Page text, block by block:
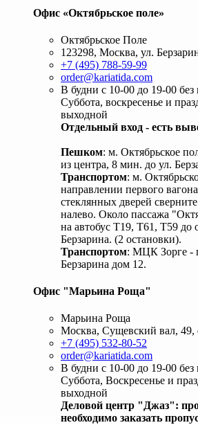
Офис «Октябрьское поле»
Октябрьское Поле
123298, Москва, ул.
+7 (495) 788-59-99
order@kariatida.com
В будни с 10-00 до 19-00 без
Суббота, воскресенье и
выходной
Отдельный вход - есть
Пешком: м. Октябрьское
из центра, 8 мин. до ул.
Транспортом: м.
направлении первого
стеклянных дверей
налево. Около пассажа
на автобус Т19, Т61, Т59 до
Берзарина. (2 остановки).
Транспортом: МЦК Зорге -
Берзарина дом 12.
Офис "Марьина Роща"
Марьина Роща
Москва, Сущевский вал, 49,
+7 (495) 532-80-52
order@kariatida.com
В будни с 10-00 до 19-00 без
Суббота, Воскресенье и
выходной
Деловой центр "Джаз":
необходимо заказать